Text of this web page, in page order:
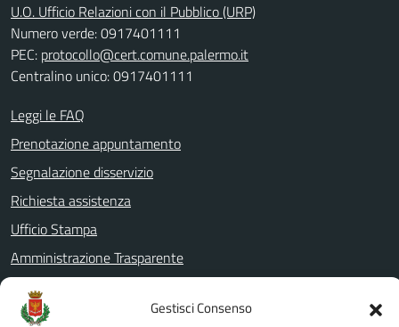
Gestisci Consenso
U.O. Ufficio Relazioni con il Pubblico (URP)
Numero verde: 0917401111
PEC: protocollo@cert.comune.palermo.it
Centralino unico: 0917401111
Leggi le FAQ
Prenotazione appuntamento
Segnalazione disservizio
Richiesta assistenza
Ufficio Stampa
Amministrazione Trasparente
Albo pretorio
Informativa privacy